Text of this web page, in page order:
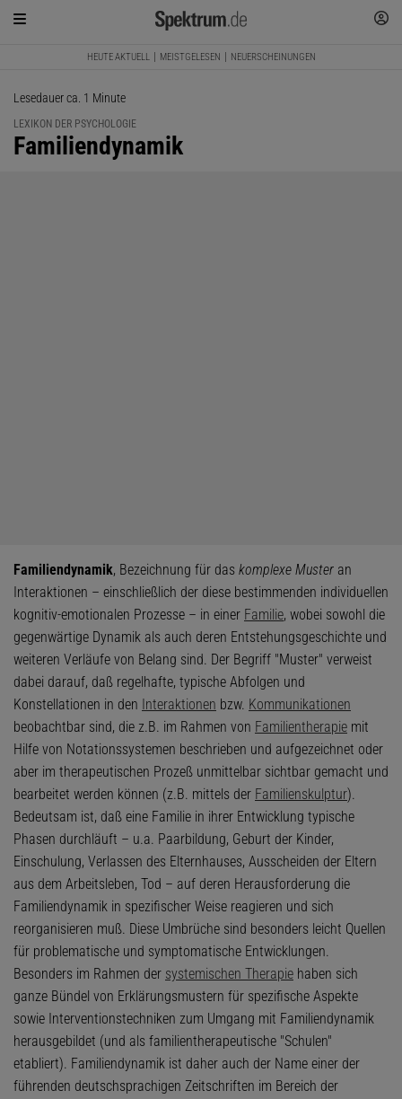
HEUTE AKTUELL MEISTGELESEN NEUERSCHEINUNGEN
Lesedauer ca. 1 Minute
LEXIKON DER PSYCHOLOGIE
:
Familiendynamik
Familiendynamik, Bezeichnung für das komplexe Muster an
Interaktionen – einschließlich der diese bestimmenden individuellen
kognitiv-emotionalen Prozesse – in einer Familie, wobei sowohl die
gegenwärtige Dynamik als auch deren Entstehungsgeschichte und
weiteren Verläufe von Belang sind. Der Begriff "Muster" verweist
dabei darauf, daß regelhafte, typische Abfolgen und
Konstellationen in den Interaktionen bzw. Kommunikationen
beobachtbar sind, die z.B. im Rahmen von Familientherapie mit
Hilfe von Notationssystemen beschrieben und aufgezeichnet oder
aber im therapeutischen Prozeß unmittelbar sichtbar gemacht und
bearbeitet werden können (z.B. mittels der Familienskulptur).
Bedeutsam ist, daß eine Familie in ihrer Entwicklung typische
Phasen durchläuft – u.a. Paarbildung, Geburt der Kinder,
Einschulung, Verlassen des Elternhauses, Ausscheiden der Eltern
aus dem Arbeitsleben, Tod – auf deren Herausforderung die
Familiendynamik in spezifischer Weise reagieren und sich
reorganisieren muß. Diese Umbrüche sind besonders leicht Quellen
für problematische und symptomatische Entwicklungen.
Besonders im Rahmen der systemischen Therapie haben sich
ganze Bündel von Erklärungsmustern für spezifische Aspekte
sowie Interventionstechniken zum Umgang mit Familiendynamik
herausgebildet (und als familientherapeutische "Schulen"
etabliert). Familiendynamik ist daher auch der Name einer der
führenden deutschsprachigen Zeitschriften im Bereich der